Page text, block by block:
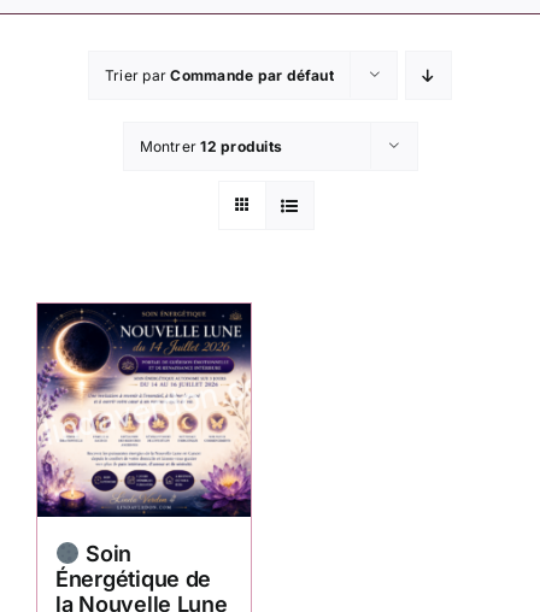
Trier parCommande par défaut
Montrer12 produits
Soin
Énergétique de
la Nouvelle Lune